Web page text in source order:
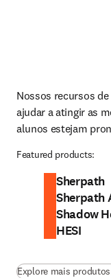
Nossos recursos
ajudar a atingir as
alunos estejam
Featured products:
Sherpath
Sherpath
Shadow
HESI
Explore mais